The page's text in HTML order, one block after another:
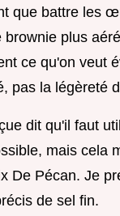
que battre les
brownie plus
ce qu'on veut
pas la légèreté
dit qu'il faut
mais cela
De Pécan. Je
de sel fin.